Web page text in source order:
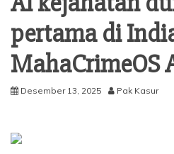
pertama di
MahaCrimeOS
Desember 13, 2025 Pak Kasur